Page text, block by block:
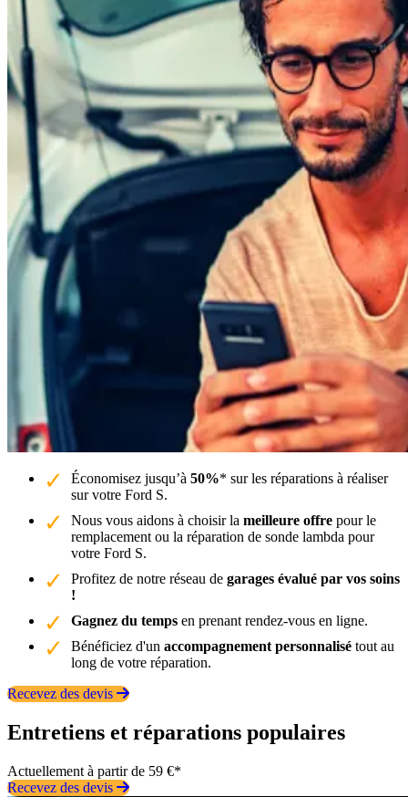
Économisez jusqu’à 50%* sur les réparations à réaliser
sur votre Ford S.
Nous vous aidons à choisir la meilleure offre pour le
remplacement ou la réparation de sonde lambda pour
votre Ford S.
Profitez de notre réseau de garages évalué par vos soins
!
Gagnez du temps en prenant rendez-vous en ligne.
Bénéficiez d'un accompagnement personnalisé tout au
long de votre réparation.
Recevez des devis
Entretiens et réparations populaires
Actuellement à partir de 59 €*
Recevez des devis